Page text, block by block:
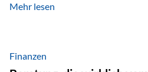
Marktzugang Liechtenstein hat
verfügbaren Kennzahlen (Stand
2025/2026)…
Mehr lesen
Finanzen